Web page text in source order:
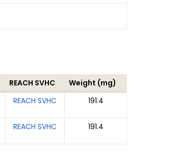
REACH SVHC
Weight (mg)
REACH SVHC 191.4
REACH SVHC 191.4